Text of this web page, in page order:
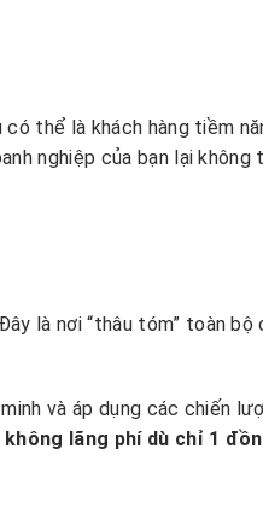
có thể là khách hàng tiềm
nghiệp của bạn lại không
là nơi “thâu tóm” toàn
và áp dụng các chiến
không lãng phí dù chỉ 1